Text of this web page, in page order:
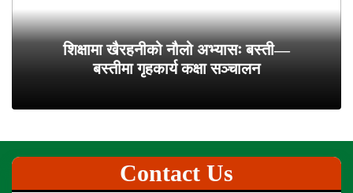
शिक्षामा खैरहनीको नौलो अभ्यासः बस्ती—
बस्तीमा गृहकार्य कक्षा सञ्चालन
Contact Us